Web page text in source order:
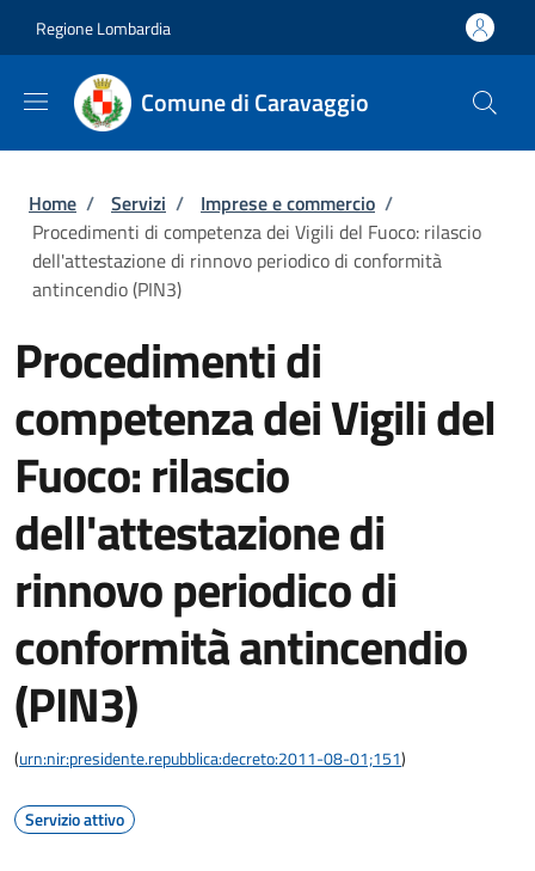
Regione Lombardia
Comune di Caravaggio
Briciole di pane
Home / Servizi / Imprese e commercio /
Procedimenti di competenza dei Vigili del Fuoco: rilascio
dell'attestazione di rinnovo periodico di conformità
antincendio (PIN3)
Procedimenti di
competenza dei Vigili del
Fuoco: rilascio
dell'attestazione di
rinnovo periodico di
conformità antincendio
(PIN3)
(urn:nir:presidente.repubblica:decreto:2011-08-01;151)
Servizio attivo